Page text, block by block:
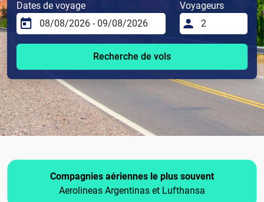
Dates de voyage Voyageurs
Recherche de vols
Compagnies aériennes le plus souvent
Aerolineas Argentinas et Lufthansa